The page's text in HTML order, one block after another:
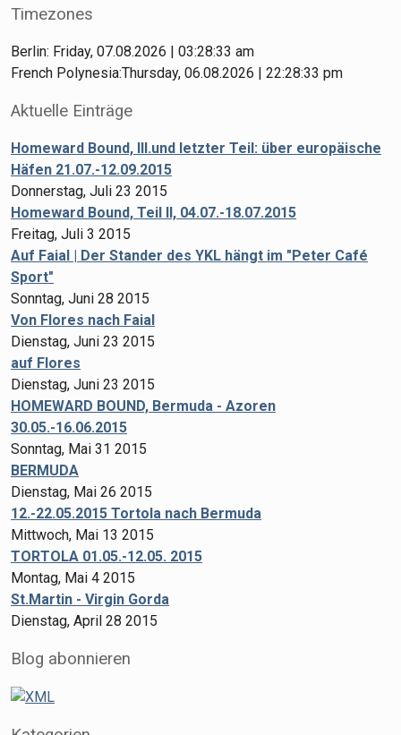
Timezones
Berlin: Friday, 07.08.2026 | 03:28:33 am
French Polynesia:Thursday, 06.08.2026 | 22:28:33 pm
Aktuelle Einträge
Homeward Bound, III.und letzter Teil: über europäische
Häfen 21.07.-12.09.2015
Donnerstag, Juli 23 2015
Homeward Bound, Teil II, 04.07.-18.07.2015
Freitag, Juli 3 2015
Auf Faial | Der Stander des YKL hängt im "Peter Café
Sport"
Sonntag, Juni 28 2015
Von Flores nach Faial
Dienstag, Juni 23 2015
auf Flores
Dienstag, Juni 23 2015
HOMEWARD BOUND, Bermuda - Azoren
30.05.-16.06.2015
Sonntag, Mai 31 2015
BERMUDA
Dienstag, Mai 26 2015
12.-22.05.2015 Tortola nach Bermuda
Mittwoch, Mai 13 2015
TORTOLA 01.05.-12.05. 2015
Montag, Mai 4 2015
St.Martin - Virgin Gorda
Dienstag, April 28 2015
Blog abonnieren